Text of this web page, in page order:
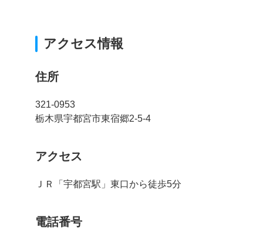
アクセス情報
住所
321-0953
栃木県宇都宮市東宿郷2-5-4
アクセス
ＪＲ「宇都宮駅」東口から徒歩5分
電話番号